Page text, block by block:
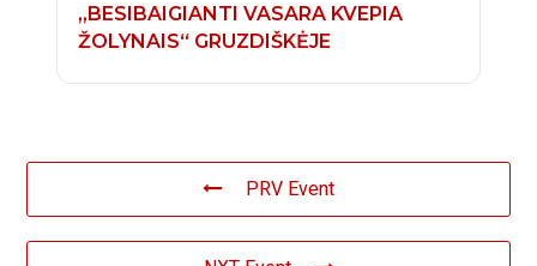
„BESIBAIGIANTI VASARA KVEPIA
ŽOLYNAIS“ GRUZDIŠKĖJE
PRV Event